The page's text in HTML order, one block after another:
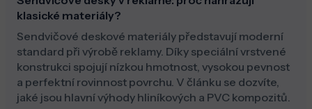
klasické materiály?
Sendvičové deskové materiály představují moderní
standard při výrobě reklamy. Díky speciální vrstvené
konstrukci spojují nízkou hmotnost, vysokou pevnost
a perfektní rovinnost povrchu. V článku se dozvíte,
jaké jsou hlavní výhody hliníkových a PVC kompozitů.